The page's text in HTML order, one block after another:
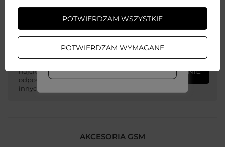
Potrzebujesz pomocy? Masz
pytania?
najciekawsze pytania i
odpowiedzi publikując dla
innych.
ZADAJ PYTANIE
AKCESORIA GSM
ZAŁÓŻ KONTO
POTWIERDZAM WYMAGANE
POTWIERDZAM WSZYSTKIE